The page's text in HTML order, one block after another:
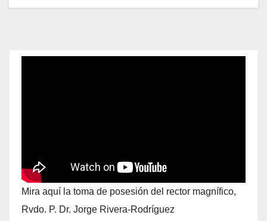
Mira aquí la toma de posesión del rector magnífico,
Rvdo. P. Dr. Jorge Rivera-Rodríguez